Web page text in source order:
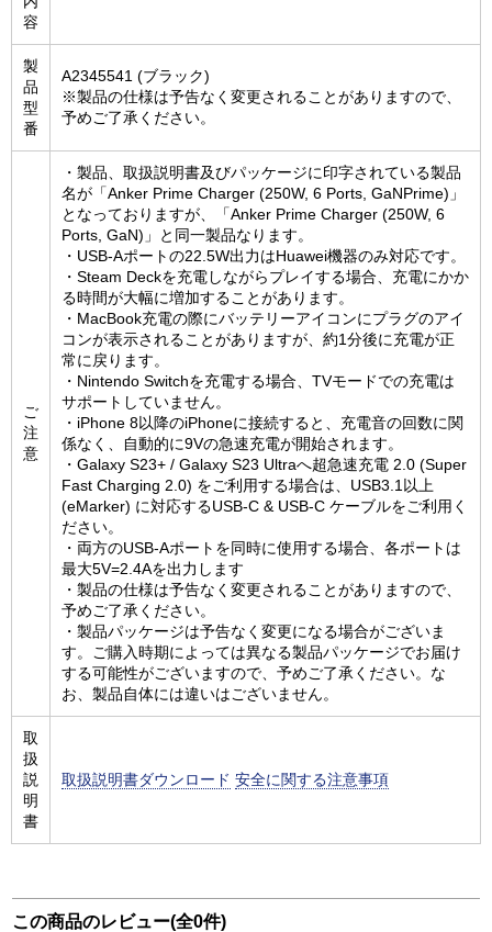
容
製
品
型
番
A2345541 (ブラック)
※製品の仕様は予告なく変更されることがありますので、
予めご了承ください。
ご
注
意
・製品、取扱説明書及びパッケージに印字されている製品
名が「Anker Prime Charger (250W, 6 Ports, GaNPrime)」
となっておりますが、「Anker Prime Charger (250W, 6
Ports, GaN)」と同一製品なります。
・USB-Aポートの22.5W出力はHuawei機器のみ対応です。
・Steam Deckを充電しながらプレイする場合、充電にかか
る時間が大幅に増加することがあります。
・MacBook充電の際にバッテリーアイコンにプラグのアイ
コンが表示されることがありますが、約1分後に充電が正
常に戻ります。
・Nintendo Switchを充電する場合、TVモードでの充電は
サポートしていません。
・iPhone 8以降のiPhoneに接続すると、充電音の回数に関
係なく、自動的に9Vの急速充電が開始されます。
・Galaxy S23+ / Galaxy S23 Ultraへ超急速充電 2.0 (Super
Fast Charging 2.0) をご利用する場合は、USB3.1以上
(eMarker) に対応するUSB-C & USB-C ケーブルをご利用く
ださい。
・両方のUSB-Aポートを同時に使用する場合、各ポートは
最大5V=2.4Aを出力します
・製品の仕様は予告なく変更されることがありますので、
予めご了承ください。
・製品パッケージは予告なく変更になる場合がございま
す。ご購入時期によっては異なる製品パッケージでお届け
する可能性がございますので、予めご了承ください。な
お、製品自体には違いはございません。
取
扱
説
明
書
取扱説明書ダウンロード 安全に関する注意事項
この商品のレビュー(全0件)